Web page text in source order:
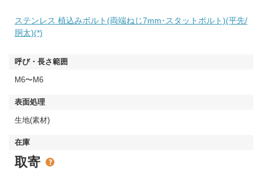
ステンレス 植込みボルト(両端ねじ7mm･スタットボルト)(平先/
胴太)(*)
M6〜M6
生地(素材)
取寄